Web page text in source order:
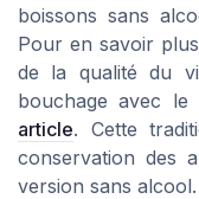
boissons sans
Pour en savoir
de la qualité du
bouchage avec
article. Cette
conservation des
version sans alcool.